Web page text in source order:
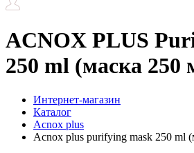
ACNOX PLUS
250 ml (маска 250
Интернет-магазин
Каталог
Acnox plus
Acnox plus purifying mask 250 ml